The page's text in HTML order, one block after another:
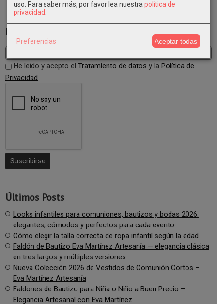
Newsletter
He leído y acepto el Tratamiento de datos y la Política de
Privacidad
Últimos Posts
Looks infantiles para comuniones, bautizos y bodas 2026:
elegantes, cómodos y perfectos para cada evento
Cómo elegir la talla correcta de ropa infantil según la edad
Faldón de Bautizo Eva Martínez Artesanía — elegancia clásica
en tres largos y múltiples versiones
Nueva Colección 2026 de Vestidos de Comunión Cortos –
Eva Martínez Artesanía
Faldones de Bautizo para Niña o Niño a Buen Precio –
Elegancia Artesanal con Eva Martínez
uso. Para saber más, por favor lea nuestra política de
privacidad
Preferencias Aceptar todas